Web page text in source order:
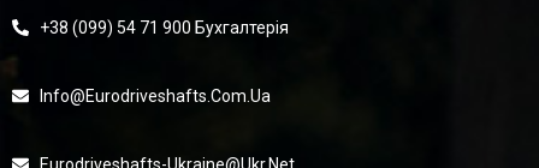
+38 (099) 54 71 900 Бухгалтерія
Info@eurodriveshafts.com.ua